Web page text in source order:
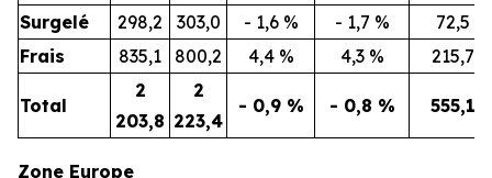
Surgelé 298,2 303,0 - 1,6 % - 1,7 %
72,5
Frais
835,1 800,2 4,4 % 4,3 % 215,7
Total
2
203,8
2
223,4
- 0,9 % - 0,8 % 555,1
Zone Europe